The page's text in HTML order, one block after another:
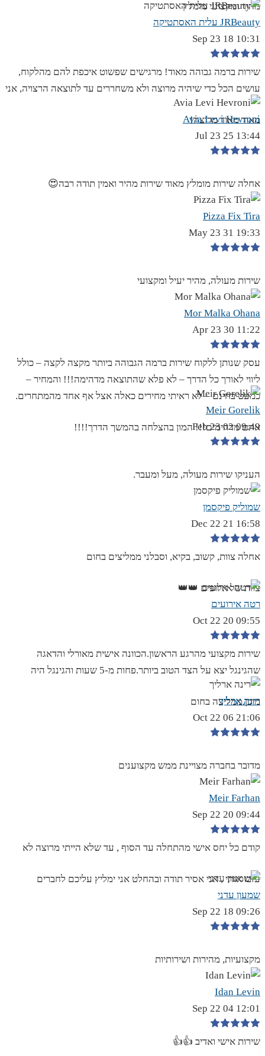
מהיר ומקצועי מומלץ
JRBeauty עלית האסתטיקה
10:31 18 Sep 23
שירות ברמה גבוהה מאוד! מרגישים שפשוט איכפת להם מהלקוח,
עושים הכל כדי שיהיה מרוצה ולא משחררים עד לתוצאה הרצויה, אני
מאוד מאוד מרוצה!
Avia Levi Hevroni
13:44 25 Jul 23
אחלה שירות מומלץ מאוד שירות מהיר ואמין תודה רבה😍
Pizza Fix Tira
19:33 31 May 23
שירות מעולה, מהיר יעיל ומקצועי
Mor Malka Ohana
11:22 30 Apr 23
עסק שנותן ללקוח שירות ברמה הגבוהה ביותר מקצה לקצה – כולל
ליווי לאורך כל הדרך – לא פלא שהתוצאה מדהימה!!! והמחיר –
כמעט בחינם – לא ראיתי מחירים כאלה אצל אף אחד מהמתחרים.
אתם מדהימים!!! המון בהצלחה בהמשך הדרך!!!!
Meir Gorelik
09:49 02 Feb 23
העניקו שירות מעולה, מעל ומעבר.
שמוליק פיקסמן
16:58 21 Dec 22
אחלה צוות, קשוב, בקיא, וסבלני ממליצים בחום
צוות של אלופים 👑👑
רטה אירועים
09:55 20 Oct 22
שירות מקצועי מהרגע הראשון.הכוונה אישית מאורלי והדאגה
שהגינגל יצא על הצד הטוב ביותר.פחות מ-5 שעות והגינגל היה
מוכן.ממליצה בחום
רינה ארליך
21:06 06 Oct 22
מדובר בחברה מצויינת ממש מקצוענים
Meir Farhan
09:44 20 Sep 22
קודם כל יחס אישי מהתחלה עד הסוף , עד שלא הייתי מרוצה לא
עזבו אותי , אני אסיר תודה ובהחלט אני ימליץ עליכם לחברים
שמעון עדני
09:26 18 Sep 22
מקצועיות, מהירות ושירותיות
Idan Levin
12:01 04 Sep 22
שירות אישי ואדיב 👍👍